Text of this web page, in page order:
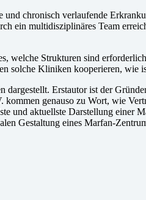
chronisch verlaufende
ein multidisziplinäres Team
welche Strukturen sind
solche Kliniken kooperieren, wie
Erstautor ist der
genauso zu Wort, wie
und aktuellste Darstellung
Gestaltung eines Marfan-